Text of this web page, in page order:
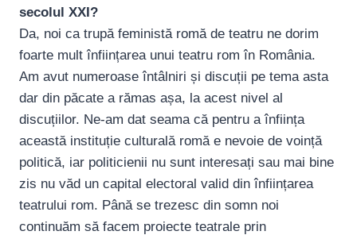
secolul XXI?
Da, noi ca trupă feministă romă de teatru ne dorim
foarte mult înființarea unui teatru rom în România.
Am avut numeroase întâlniri și discuții pe tema asta
dar din păcate a rămas așa, la acest nivel al
discuțiilor. Ne-am dat seama că pentru a înființa
această instituție culturală romă e nevoie de voință
politică, iar politicienii nu sunt interesați sau mai bine
zis nu văd un capital electoral valid din înființarea
teatrului rom. Până se trezesc din somn noi
continuăm să facem proiecte teatrale prin